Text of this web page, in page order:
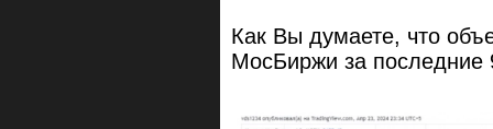
Как Вы думаете, что
МосБиржи за последние